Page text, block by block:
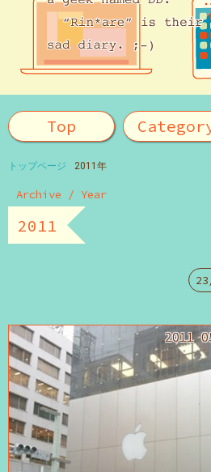
Top
トップページ 2011年
Archive / Year
2011
2011